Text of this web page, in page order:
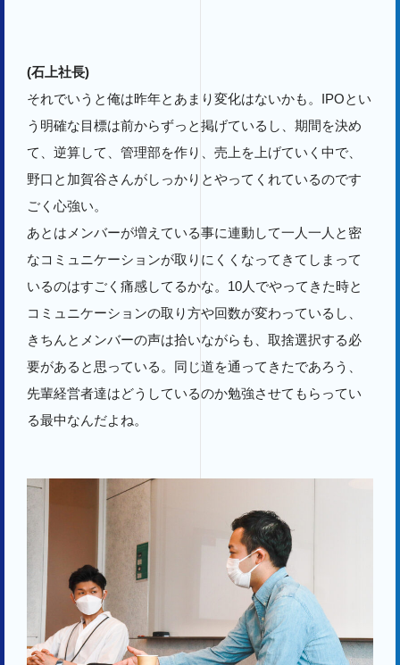
(石上社長)
それでいうと俺は昨年とあまり変化はないかも。IPOとい
う明確な目標は前からずっと掲げているし、期間を決め
て、逆算して、管理部を作り、売上を上げていく中で、
野口と加賀谷さんがしっかりとやってくれているのです
ごく心強い。
あとはメンバーが増えている事に連動して一人一人と密
なコミュニケーションが取りにくくなってきてしまって
いるのはすごく痛感してるかな。10人でやってきた時と
コミュニケーションの取り方や回数が変わっているし、
きちんとメンバーの声は拾いながらも、取捨選択する必
要があると思っている。同じ道を通ってきたであろう、
先輩経営者達はどうしているのか勉強させてもらってい
る最中なんだよね。